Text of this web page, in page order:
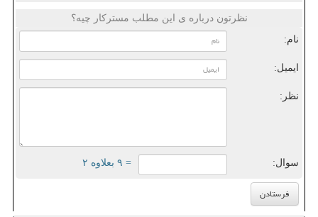
نظرتون درباره ی این مطلب مسترکار چیه؟
نام:
ایمیل:
نظر:
سوال: = ۹ بعلاوه ۲